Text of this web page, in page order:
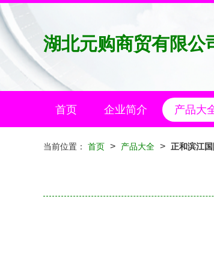
湖北元购商贸有限公
首页 企业简介 产品大
当前位置： 首页 > 产品大全 > 正和滨江